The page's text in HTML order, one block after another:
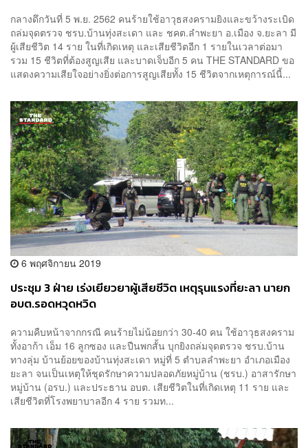
กลางดึกวันที่ 5 พ.ย. 2562 คนร้ายใช้อาวุธสงครามยิงและขว้างระเบิด
ถล่มจุดตรวจ ชรบ.บ้านทุ่งสะเดา และ ชคต.ลำพะยา อ.เมือง จ.ยะลา มี
ผู้เสียชีวิต 14 ราย ในที่เกิดเหตุ และเสียชีวิตอีก 1 รายในเวลาต่อมา
รวม 15 ชีวิตที่ต้องสูญเสีย และบาดเจ็บอีก 5 คน THE STANDARD ขอ
แสดงความเสียใจอย่างยิ่งต่อการสูญเสียทั้ง 15 ชีวิตจากเหตุการณ์นี้...
6 พฤศจิกายน 2019
ประชุม 3 ฝ่าย เร่งเยียวยาผู้เสียชีวิต เหตุรุนแรงที่ยะลา นายก
อบต.รอดหวุดหวิด
ความคืบหน้าจากกรณี คนร้ายไม่น้อยกว่า 30-40 คน ใช้อาวุธสงคราม
ทั้งอาก้า เอ็ม 16 ลูกซอง และปืนพกสั้น บุกยิงถล่มจุดตรวจ ชรบ.บ้าน
ทางลุ่ม บ้านย้อยของบ้านทุ่งสะเดา หมู่ที่ 5 ตำบลลำพะยา อำเภอเมือง
ยะลา จนเป็นเหตุให้ชุดรักษาความปลอดภัยหมู่บ้าน (ชรบ.) อาสารักษา
หมู่บ้าน (อรบ.) และประธาน อบต. เสียชีวิตในที่เกิดเหตุ 11 ราย และ
เสียชีวิตที่โรงพยาบาลอีก 4 ราย รวมท...